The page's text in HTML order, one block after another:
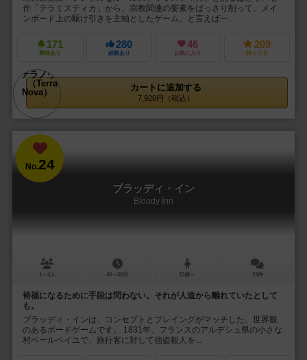
作「テラミスティカ」から、宗教関連の要素をばっさり削って、メイ
ンボード上の駆け引きを主軸としたゲーム、と言えば一...
171
興味あり
280
経験あり
46
お気に入り
209
持ってる
カートに追加する
7,920円（税込）
No.24
ブラッディ・イン
Bloody Inn
1～4人 40～60分 15歳～ 23件
裕福になるために手段は問わない。それが人道から離れていたとして
も。
ブラッディ・インは、コンセプトとプレイングがマッチした、世界観
のあるボードゲームです。 1831年、フランスのアルデシュ県の小さな
村ベールベイユで、旅行客に対して強盗殺人を...